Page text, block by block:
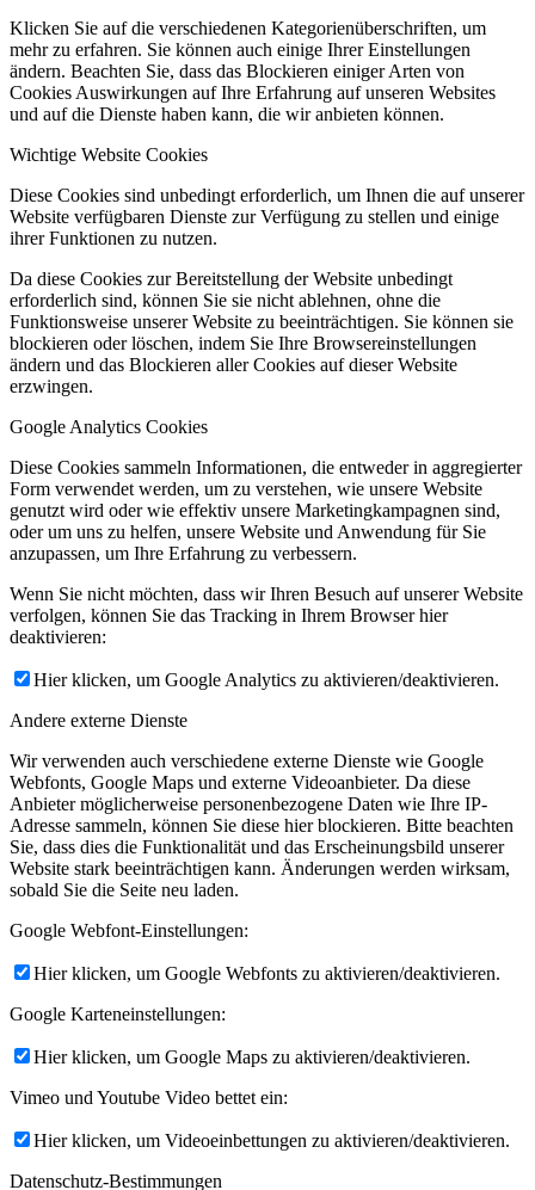
Klicken Sie auf die verschiedenen Kategorienüberschriften, um
mehr zu erfahren. Sie können auch einige Ihrer Einstellungen
ändern. Beachten Sie, dass das Blockieren einiger Arten von
Cookies Auswirkungen auf Ihre Erfahrung auf unseren Websites
und auf die Dienste haben kann, die wir anbieten können.
Wichtige Website Cookies
Diese Cookies sind unbedingt erforderlich, um Ihnen die auf unserer
Website verfügbaren Dienste zur Verfügung zu stellen und einige
ihrer Funktionen zu nutzen.
Da diese Cookies zur Bereitstellung der Website unbedingt
erforderlich sind, können Sie sie nicht ablehnen, ohne die
Funktionsweise unserer Website zu beeinträchtigen. Sie können sie
blockieren oder löschen, indem Sie Ihre Browsereinstellungen
ändern und das Blockieren aller Cookies auf dieser Website
erzwingen.
Google Analytics Cookies
Diese Cookies sammeln Informationen, die entweder in aggregierter
Form verwendet werden, um zu verstehen, wie unsere Website
genutzt wird oder wie effektiv unsere Marketingkampagnen sind,
oder um uns zu helfen, unsere Website und Anwendung für Sie
anzupassen, um Ihre Erfahrung zu verbessern.
Wenn Sie nicht möchten, dass wir Ihren Besuch auf unserer Website
verfolgen, können Sie das Tracking in Ihrem Browser hier
deaktivieren:
Hier klicken, um Google Analytics zu aktivieren/deaktivieren.
Andere externe Dienste
Wir verwenden auch verschiedene externe Dienste wie Google
Webfonts, Google Maps und externe Videoanbieter. Da diese
Anbieter möglicherweise personenbezogene Daten wie Ihre IP-
Adresse sammeln, können Sie diese hier blockieren. Bitte beachten
Sie, dass dies die Funktionalität und das Erscheinungsbild unserer
Website stark beeinträchtigen kann. Änderungen werden wirksam,
sobald Sie die Seite neu laden.
Google Webfont-Einstellungen:
Hier klicken, um Google Webfonts zu aktivieren/deaktivieren.
Google Karteneinstellungen:
Hier klicken, um Google Maps zu aktivieren/deaktivieren.
Vimeo und Youtube Video bettet ein:
Hier klicken, um Videoeinbettungen zu aktivieren/deaktivieren.
Datenschutz-Bestimmungen